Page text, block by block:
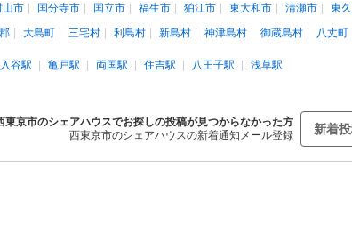
山市 国分寺市 国立市 福生市 狛江市 東大和市 清瀬市 東
大島町 三宅村 利島村 新島村 神津島村 御蔵島村 八丈町
入谷駅 亀戸駅 両国駅 住吉駅 八王子駅
浅草駅
東京市のシェアハウスでお探しの投稿が見つからなかった方
西東京市のシェアハウスの新着通知メール登録
新着